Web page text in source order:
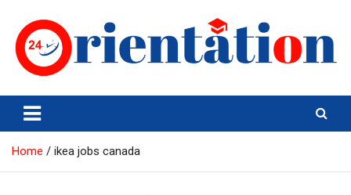
content
Orientation24
Emploi et Orientation au Maroc
Home ikea jobs canada